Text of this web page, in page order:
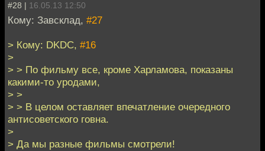
#28 | 16.05.13 12:50
Кому: Завсклад, #27
> Кому: DKDC, #16
>
> > По фильму все, кроме Харламова, показаны
какими-то уродами,
> >
> > В целом оставляет впечатление очередного
антисоветского говна.
>
> Да мы разные фильмы смотрели!